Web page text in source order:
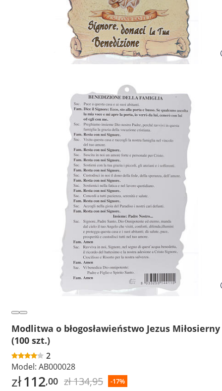
Modlitwa o błogosławieństwo Jezus Miłosierny
(100 szt.)
2
Model: AB000028
zł112,00 zł 134,95 -17%